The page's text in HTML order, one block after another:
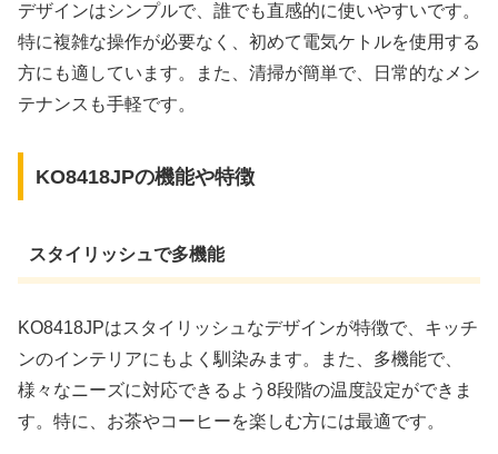
デザインはシンプルで、誰でも直感的に使いやすいです。
特に複雑な操作が必要なく、初めて電気ケトルを使用する
方にも適しています。また、清掃が簡単で、日常的なメン
テナンスも手軽です。
KO8418JPの機能や特徴
スタイリッシュで多機能
KO8418JPはスタイリッシュなデザインが特徴で、キッチ
ンのインテリアにもよく馴染みます。また、多機能で、
様々なニーズに対応できるよう8段階の温度設定ができま
す。特に、お茶やコーヒーを楽しむ方には最適です。